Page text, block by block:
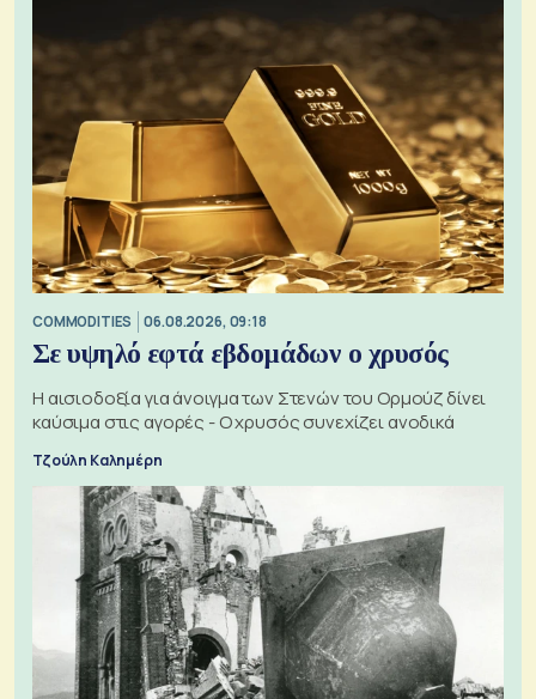
COMMODITIES 06.08.2026, 09:18
Σε υψηλό εφτά εβδομάδων ο χρυσός
Η αισιοδοξία για άνοιγμα των Στενών του Ορμούζ δίνει
καύσιμα στις αγορές - Ο χρυσός συνεχίζει ανοδικά
Τζούλη Καλημέρη